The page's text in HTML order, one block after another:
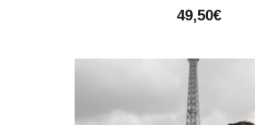
49,50€